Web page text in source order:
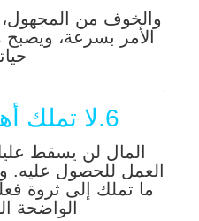
والخوف من
الأمر بسرعة،
.
6.لا تملك أهدافاً واضحة
المال لن يسقط
العمل للحصول
ما تملك إلى ثروة
الواضحة